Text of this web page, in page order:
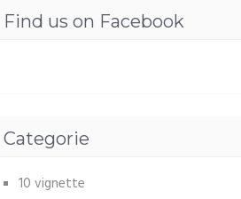
Find us on Facebook
Categorie
10 vignette